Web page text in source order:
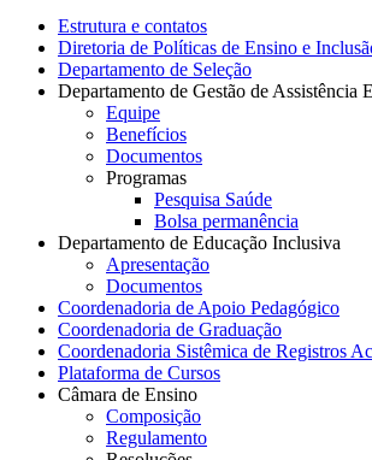
Estrutura e contatos
Diretoria de Políticas de Ensino e
Departamento de Seleção
Departamento de Gestão de Assistência
Equipe
Benefícios
Documentos
Programas
Pesquisa Saúde
Bolsa permanência
Departamento de Educação Inclusiva
Apresentação
Documentos
Coordenadoria de Apoio Pedagógico
Coordenadoria de Graduação
Coordenadoria Sistêmica de Registros
Plataforma de Cursos
Câmara de Ensino
Composição
Regulamento